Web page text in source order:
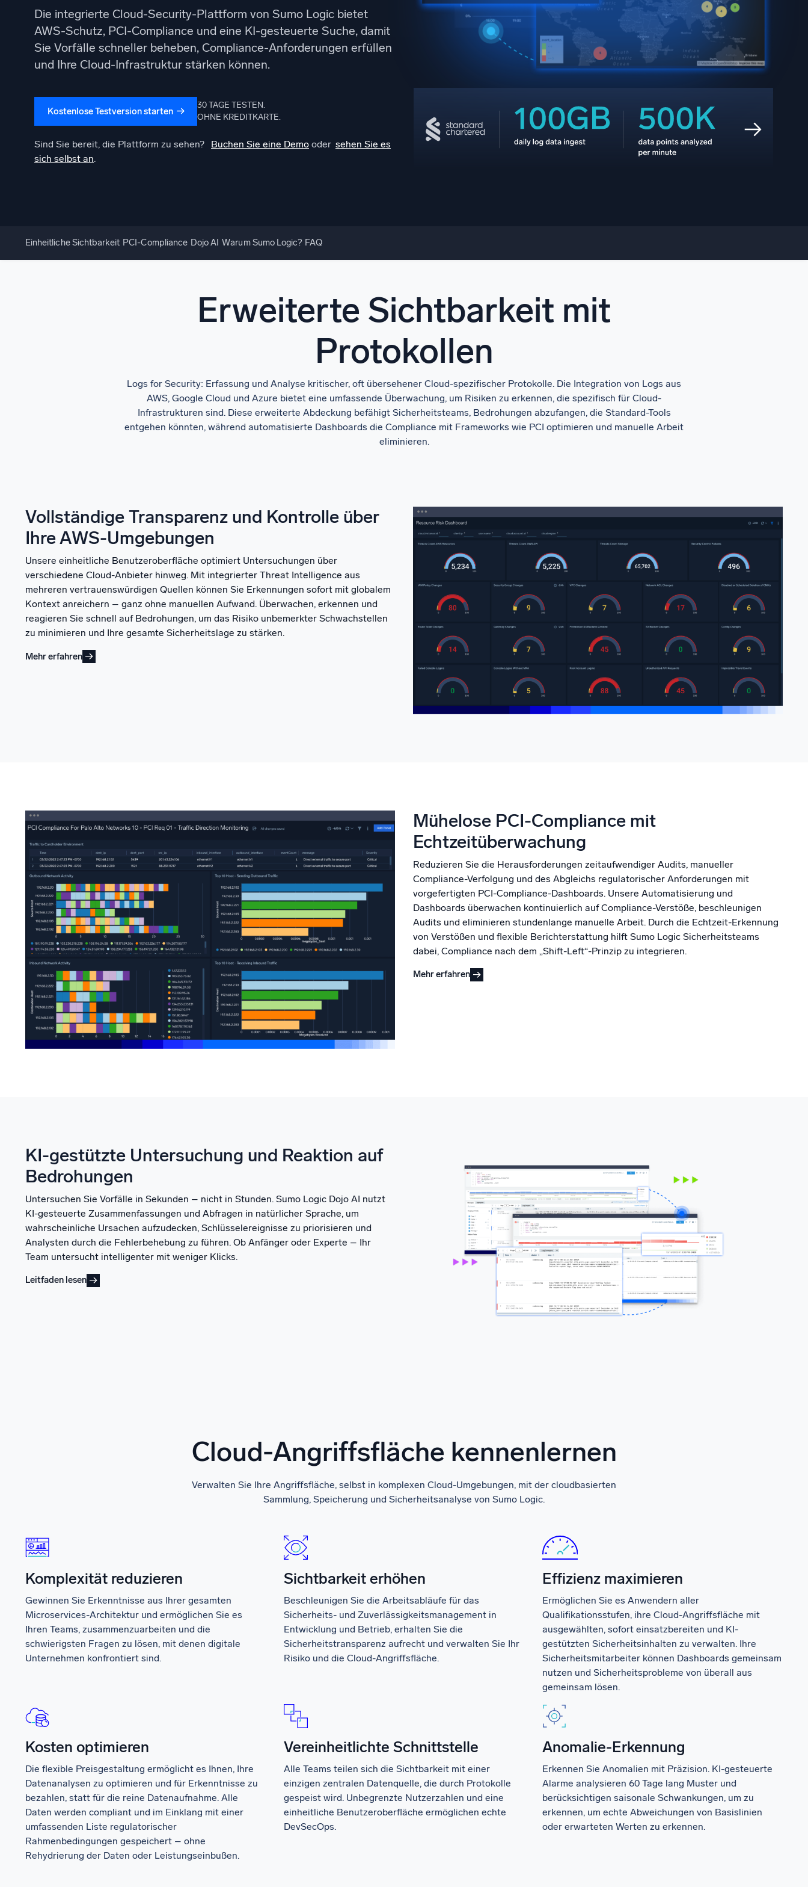
Leistungsstarke Integrationen Zertifizierungen
Die integrierte Cloud-Security-Plattform von Sumo Logic bietet
AWS-Schutz, PCI-Compliance und eine KI-gesteuerte Suche, damit
Sie Vorfälle schneller beheben, Compliance-Anforderungen erfüllen
und Ihre Cloud-Infrastruktur stärken können.
Kostenlose Testversion starten
30 TAGE TESTEN.
OHNE KREDITKARTE.
Sind Sie bereit, die Plattform zu sehen? Buchen Sie eine Demo oder sehen Sie es
sich selbst an.
Einheitliche Sichtbarkeit PCI-Compliance Dojo AI Warum Sumo Logic? FAQ
Erweiterte Sichtbarkeit mit
Protokollen
Logs for Security: Erfassung und Analyse kritischer, oft übersehener Cloud-spezifischer Protokolle. Die Integration von Logs aus
AWS, Google Cloud und Azure bietet eine umfassende Überwachung, um Risiken zu erkennen, die spezifisch für Cloud-
Infrastrukturen sind. Diese erweiterte Abdeckung befähigt Sicherheitsteams, Bedrohungen abzufangen, die Standard-Tools
entgehen könnten, während automatisierte Dashboards die Compliance mit Frameworks wie PCI optimieren und manuelle Arbeit
eliminieren.
Vollständige Transparenz und Kontrolle über
Ihre AWS-Umgebungen
Unsere einheitliche Benutzeroberfläche optimiert Untersuchungen über
verschiedene Cloud-Anbieter hinweg. Mit integrierter Threat Intelligence aus
mehreren vertrauenswürdigen Quellen können Sie Erkennungen sofort mit globalem
Kontext anreichern – ganz ohne manuellen Aufwand. Überwachen, erkennen und
reagieren Sie schnell auf Bedrohungen, um das Risiko unbemerkter Schwachstellen
zu minimieren und Ihre gesamte Sicherheitslage zu stärken.
Mehr erfahren
Mühelose PCI-Compliance mit
Echtzeitüberwachung
Reduzieren Sie die Herausforderungen zeitaufwendiger Audits, manueller
Compliance-Verfolgung und des Abgleichs regulatorischer Anforderungen mit
vorgefertigten PCI-Compliance-Dashboards. Unsere Automatisierung und
Dashboards überwachen kontinuierlich auf Compliance-Verstöße, beschleunigen
Audits und eliminieren stundenlange manuelle Arbeit. Durch die Echtzeit-Erkennung
von Verstößen und flexible Berichterstattung hilft Sumo Logic Sicherheitsteams
dabei, Compliance nach dem „Shift-Left“-Prinzip zu integrieren.
Mehr erfahren
KI-gestützte Untersuchung und Reaktion auf
Bedrohungen
Untersuchen Sie Vorfälle in Sekunden – nicht in Stunden. Sumo Logic Dojo AI nutzt
KI-gesteuerte Zusammenfassungen und Abfragen in natürlicher Sprache, um
wahrscheinliche Ursachen aufzudecken, Schlüsselereignisse zu priorisieren und
Analysten durch die Fehlerbehebung zu führen. Ob Anfänger oder Experte – Ihr
Team untersucht intelligenter mit weniger Klicks.
Leitfaden lesen
Cloud-Angriffsfläche kennenlernen
Verwalten Sie Ihre Angriffsfläche, selbst in komplexen Cloud-Umgebungen, mit der cloudbasierten
Sammlung, Speicherung und Sicherheitsanalyse von Sumo Logic.
Komplexität reduzieren
Gewinnen Sie Erkenntnisse aus Ihrer gesamten
Microservices-Architektur und ermöglichen Sie es
Ihren Teams, zusammenzuarbeiten und die
schwierigsten Fragen zu lösen, mit denen digitale
Unternehmen konfrontiert sind.
Sichtbarkeit erhöhen
Beschleunigen Sie die Arbeitsabläufe für das
Sicherheits- und Zuverlässigkeitsmanagement in
Entwicklung und Betrieb, erhalten Sie die
Sicherheitstransparenz aufrecht und verwalten Sie Ihr
Risiko und die Cloud-Angriffsfläche.
Effizienz maximieren
Ermöglichen Sie es Anwendern aller
Qualifikationsstufen, ihre Cloud-Angriffsfläche mit
ausgewählten, sofort einsatzbereiten und KI-
gestützten Sicherheitsinhalten zu verwalten. Ihre
Sicherheitsmitarbeiter können Dashboards gemeinsam
nutzen und Sicherheitsprobleme von überall aus
gemeinsam lösen.
Kosten optimieren
Die flexible Preisgestaltung ermöglicht es Ihnen, Ihre
Datenanalysen zu optimieren und für Erkenntnisse zu
bezahlen, statt für die reine Datenaufnahme. Alle
Daten werden compliant und im Einklang mit einer
umfassenden Liste regulatorischer
Rahmenbedingungen gespeichert – ohne
Rehydrierung der Daten oder Leistungseinbußen.
Vereinheitlichte Schnittstelle
Alle Teams teilen sich die Sichtbarkeit mit einer
einzigen zentralen Datenquelle, die durch Protokolle
gespeist wird. Unbegrenzte Nutzerzahlen und eine
einheitliche Benutzeroberfläche ermöglichen echte
DevSecOps.
Anomalie-Erkennung
Erkennen Sie Anomalien mit Präzision. KI-gesteuerte
Alarme analysieren 60 Tage lang Muster und
berücksichtigen saisonale Schwankungen, um zu
erkennen, um echte Abweichungen von Basislinien
oder erwarteten Werten zu erkennen.